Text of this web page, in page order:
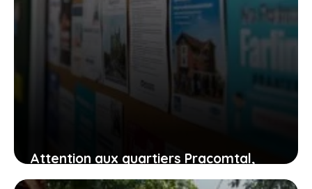
Attention aux quartiers Pracomtal,
ouest et nord à Montélimar : ce que